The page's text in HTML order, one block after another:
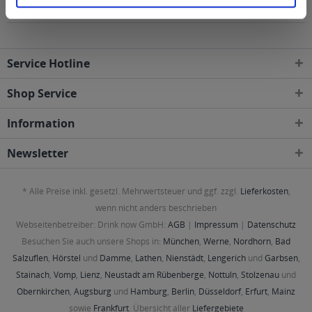
Postleitzahl-Gebieten geliefert
Service Hotline
Shop Service
Information
Newsletter
* Alle Preise inkl. gesetzl. Mehrwertsteuer und ggf. zzgl. Lieferkosten,
wenn nicht anders beschrieben
Webseitenbetreiber: Drink now GmbH: AGB | Impressum | Datenschutz
Besuchen Sie auch unsere Shops in: München, Werne, Nordhorn, Bad
Salzuflen, Hörstel und Damme, Lathen, Nienstädt, Lengerichund Garbsen,
Stainach, Vomp, Lienz, Neustadt am Rübenberge, Nottuln, Stolzenau und
Obernkirchen, Augsburg und Hamburg, Berlin, Düsseldorf, Erfurt, Mainz
sowie Frankfurt. Übersicht aller Liefergebiete